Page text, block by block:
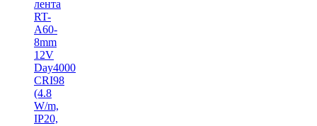
лента
RT-
A60-
8mm
12V
Day4000
CRI98
(4.8
W/m,
IP20,